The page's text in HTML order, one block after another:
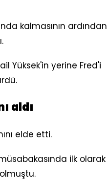
kalmasının ardından
Yüksek'in yerine Fred'i
aldı
elde etti.
ilk olarak